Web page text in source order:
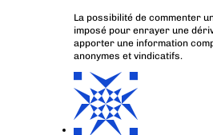
La possibilité de commenter
imposé pour enrayer une
apporter une information
anonymes et vindicatifs.